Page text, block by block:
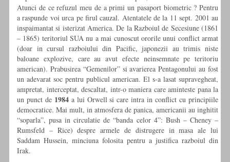
Atunci de ce refuzul meu de a primi un pasaport biometric ? Pentru
a raspunde voi urca pe firul cauzal. Atentatele de la 11 sept. 2001 au
inspaimantat si isterizat America. De la Razboiul de Secesiune (1861
– 1865) teritoriul SUA nu a mai cunoscut ororile unui conflict armat
(doar in cursul razboiului din Pacific, japonezii au trimis niste
baloane explozive, care au avut efecte neinsemnate pe teritoriu
american). Prabusirea “Gemenilor” si avarierea Pentagonului au fost
un adevarat soc pentru publicul american. El s-a lasat supravegheat,
ampretat, interceptat, descaltat, intr-o maniera care aminteste pana la
un punct de1984a lui Orwell si care intra in conflict cu principiile
democratice. Mai mult, in atmosfera de panica, americanii au inghitit
“soparla”, pusa in circulatie de “banda celor 4”: Bush – Cheney –
Rumsfeld – Rice) despre armele de distrugere in masa ale lui
Saddam Hussein, minciuna folosita pentru a justifica razboiul din
Irak.